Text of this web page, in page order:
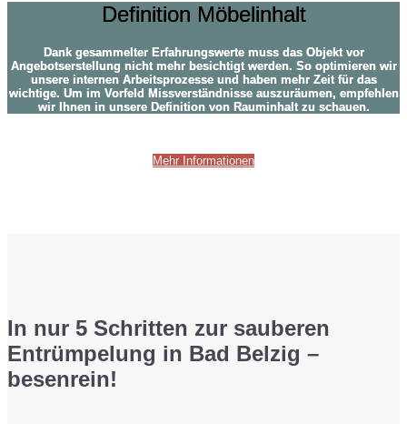
Definition Möbelinhalt
Dank gesammelter Erfahrungswerte muss das Objekt vor
Angebotserstellung nicht mehr besichtigt werden. So optimieren wir
unsere internen Arbeitsprozesse und haben mehr Zeit für das
wichtige. Um im Vorfeld Missverständnisse auszuräumen, empfehlen
wir Ihnen in unsere Definition von Rauminhalt zu schauen.
Mehr Informationen
In nur 5 Schritten zur sauberen
Entrümpelung in Bad Belzig –
besenrein!